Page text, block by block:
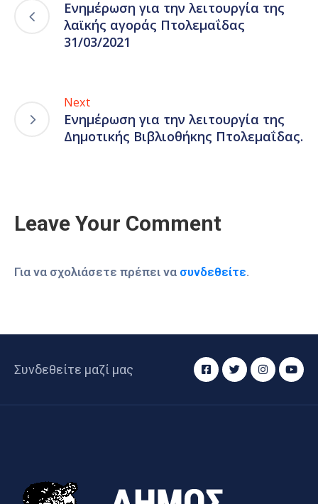
Ενημέρωση για την λειτουργία της
λαϊκής αγοράς Πτολεμαΐδας
31/03/2021
Next
Ενημέρωση για την λειτουργία της
Δημοτικής Βιβλιοθήκης Πτολεμαΐδας.
Leave Your Comment
Για να σχολιάσετε πρέπει να συνδεθείτε.
Συνδεθείτε μαζί μας